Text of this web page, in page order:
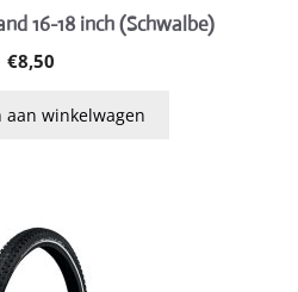
16-18 inch (Schwalbe)
€8,50
aan winkelwagen